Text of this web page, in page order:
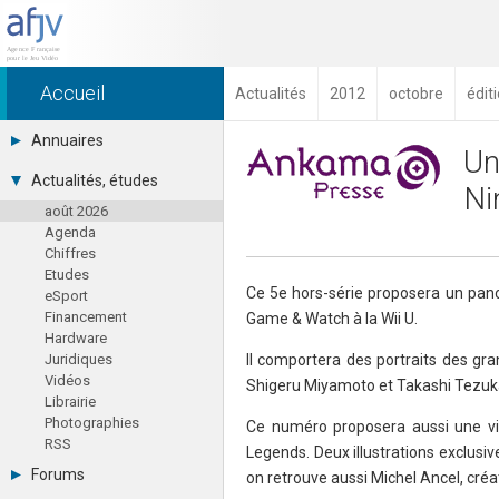
Accueil Actualités 2012 octobre
Annuaires
Toutes les sociétés (691)
Studios (418)
Editeurs (49)
Distributeurs (16)
Hard. / Accessoires (10)
Middlewares (15)
Prestataires (99)
Assoc. / Syndicats (21)
Formations / Ecoles (46)
Presse spécialisée (17)
Actualités, études
août 2026
Agenda
Chiffres
Etudes
eSport
Financement
Hardware
Juridiques
Vidéos
Librairie
Photographies
RSS
Forums
Ce 5e hors-série proposera un
Game & Watch à la Wii U.
Il comportera des portraits des
Shigeru Miyamoto et Takashi
Ce numéro proposera aussi une
Legends. Deux illustrations
on retrouve aussi Michel Ancel,